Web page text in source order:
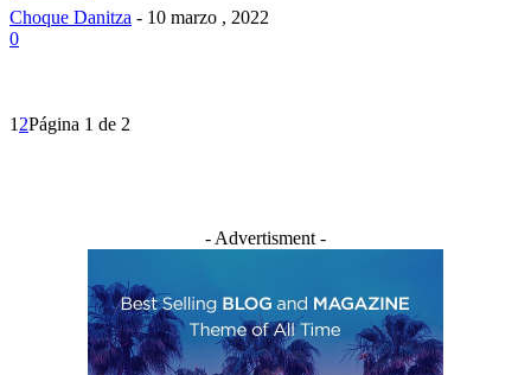
Choque Danitza - 10 marzo , 2022
0
1 2Página 1 de 2
- Advertisment -